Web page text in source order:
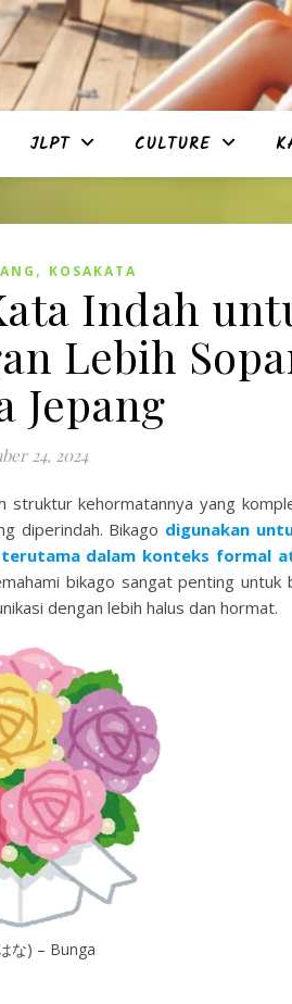
JLPT CULTURE
, KOSAKATA
Indah
Lebih
Jepang
24, 2024
kehormatannya yang
diperindah. Bikago digunakan
dalam konteks formal
bikago sangat penting untuk
dengan lebih halus dan hormat.
な) – Bunga